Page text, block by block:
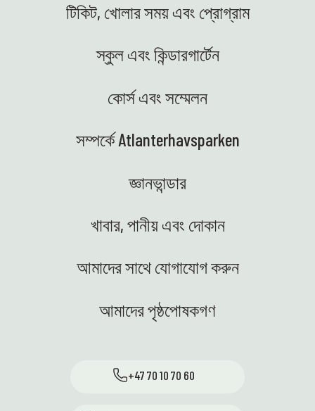
টিকিট, খোলার সময় এবং প্রোগ্রাম
স্কুল এবং কিন্ডারগার্টেন
কোর্স এবং সম্মেলন
সম্পর্কে Atlanterhavsparken
জ্ঞানভান্ডার
খাবার, পানীয় এবং দোকান
আমাদের সাথে যোগাযোগ করুন
আমাদের পৃষ্ঠপোষকগণ
+47 70 10 70 60